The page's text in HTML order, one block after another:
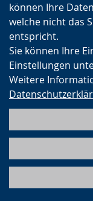
können Ihre
welche nicht das
entspricht.
Sie können Ihre
Einstellungen
Weitere